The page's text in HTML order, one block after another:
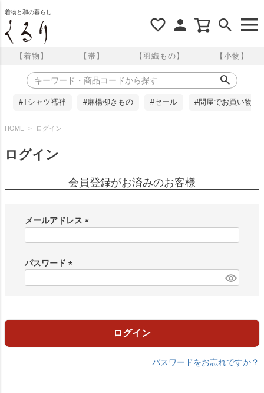
着物と和の暮らし
【着物】 【帯】 【羽織もの】 【小物】
#Tシャツ襦袢 #麻楊柳きもの #セール #問屋でお買い物
HOME ログイン
ログイン
会員登録がお済みのお客様
メールアドレス
)
パスワード
ログイン
パスワードをお忘れですか？